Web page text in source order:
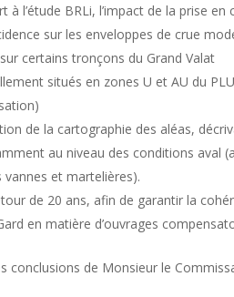
l’étude BRLi, l’impact de la prise
sur les enveloppes de crue
certains tronçons du Grand Valat
situés en zones U et AU du
de la cartographie des aléas,
au niveau des conditions aval
et martelières).
de 20 ans, afin de garantir la
en matière d’ouvrages
de Monsieur le